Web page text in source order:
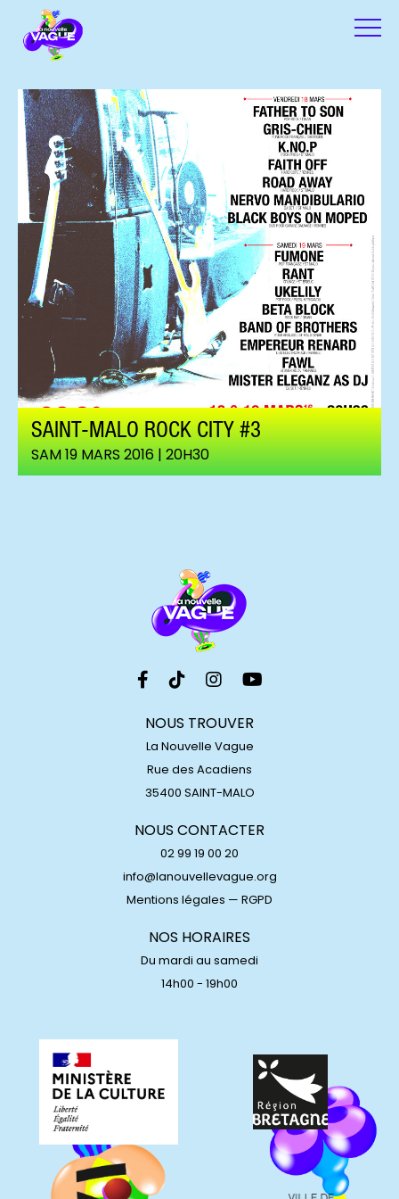
SAINT-MALO ROCK CITY #3
SAM 19 MARS 2016 | 20H30
NOUS TROUVER
La Nouvelle Vague
Rue des Acadiens
35400 SAINT-MALO
NOUS CONTACTER
02 99 19 00 20
info@lanouvellevague.org
Mentions légales — RGPD
NOS HORAIRES
Du mardi au samedi
14h00 - 19h00